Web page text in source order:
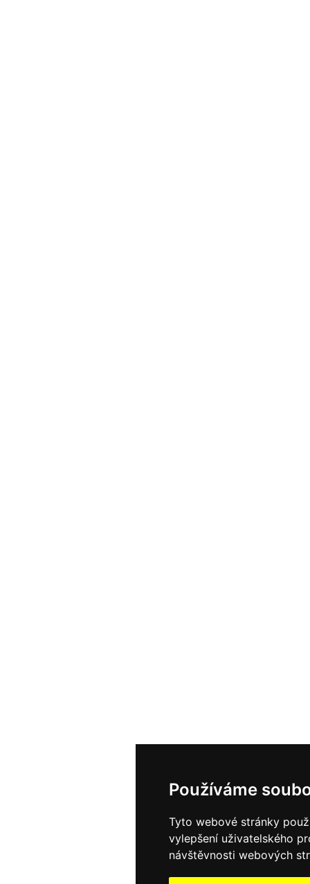
Používáme
Tyto webové stránky
vylepšení uživatelského
návštěvnosti webových